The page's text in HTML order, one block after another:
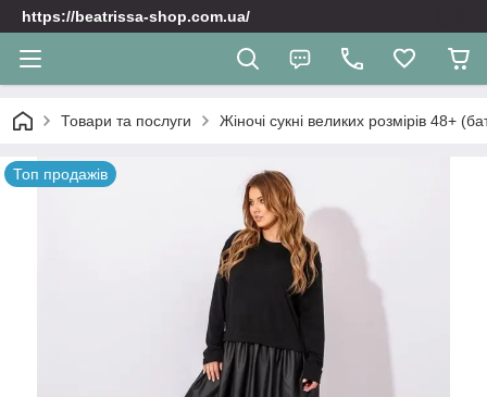
https://beatrissa-shop.com.ua/
Товари та послуги Жіночі сукні великих розмірів 48+
Топ продажів